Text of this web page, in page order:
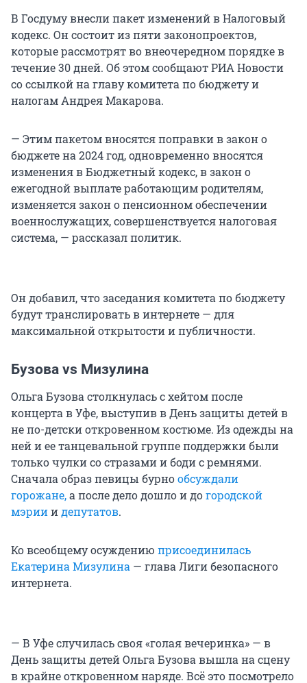
В Госдуму внесли пакет изменений в Налоговый
кодекс. Он состоит из пяти законопроектов,
которые рассмотрят во внеочередном порядке в
течение 30 дней. Об этом сообщают РИА Новости
со ссылкой на главу комитета по бюджету и
налогам Андрея Макарова.
— Этим пакетом вносятся поправки в закон о
бюджете на 2024 год, одновременно вносятся
изменения в Бюджетный кодекс, в закон о
ежегодной выплате работающим родителям,
изменяется закон о пенсионном обеспечении
военнослужащих, совершенствуется налоговая
система, — рассказал политик.
Он добавил, что заседания комитета по бюджету
будут транслировать в интернете — для
максимальной открытости и публичности.
Бузова vs Мизулина
Ольга Бузова столкнулась с хейтом после
концерта в Уфе, выступив в День защиты детей в
не по-детски откровенном костюме. Из одежды на
ней и ее танцевальной группе поддержки были
только чулки со стразами и боди с ремнями.
Сначала образ певицы бурнообсуждали
горожане,а после дело дошло и догородской
мэрииидепутатов.
Ко всеобщему осуждению присоединилась
Екатерина Мизулина — глава Лиги безопасного
интернета.
— В Уфе случилась своя «голая вечеринка» — в
День защиты детей Ольга Бузова вышла на сцену
в крайне откровенном наряде. Всё это посмотрело